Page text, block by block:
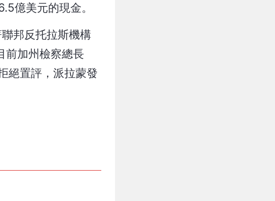
億美元的現金。
邦反托拉斯機構
前加州檢察總長
絕置評，派拉蒙發